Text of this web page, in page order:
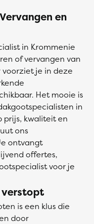
en
in Krommenie
of vervangen van
voorziet je in deze
Het mooie is
in
prijs, kwaliteit en
ons
ontvangt
offertes,
voor je
verstopt
is een klus die
door